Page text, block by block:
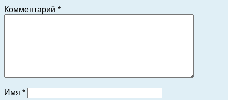
Комментарий *
Имя *